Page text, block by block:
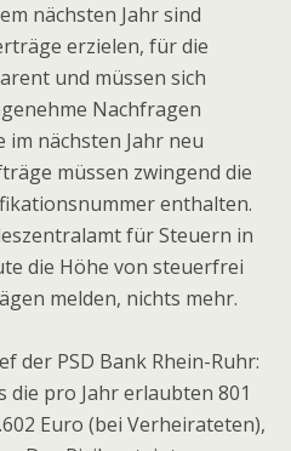
nächsten Jahr sind
erzielen, für die
und müssen sich
Nachfragen
im nächsten Jahr neu
müssen zwingend die
enthalten.
für Steuern in
die Höhe von steuerfrei
melden, nichts mehr.
der PSD Bank Rhein-Ruhr:
die pro Jahr erlaubten 801
Euro (bei Verheirateten),